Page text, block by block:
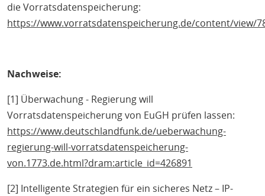
die Vorratsdatenspeicherung:
https://www.vorratsdatenspeicherung.de/content/view/
Nachweise:
[1] Überwachung - Regierung will
Vorratsdatenspeicherung von EuGH prüfen lassen:
https://www.deutschlandfunk.de/ueberwachung-
regierung-will-vorratsdatenspeicherung-
von.1773.de.html?dram:article_id=426891
[2] Intelligente Strategien für ein sicheres Netz – IP-